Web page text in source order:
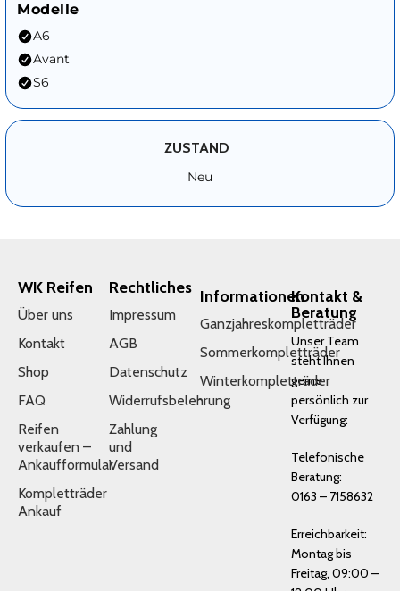
Modelle
A6
Avant
S6
ZUSTAND
Neu
WK Reifen
Über uns
Kontakt
Shop
FAQ
Reifen
verkaufen –
Ankaufformular
Kompletträder
Ankauf
Rechtliches
Impressum
AGB
Datenschutz
Widerrufsbelehrung
Zahlung
und
Versand
Informationen
Ganzjahreskompletträder
Sommerkompletträder
Winterkompletträder
Kontakt &
Beratung
Unser Team
steht Ihnen
gerne
persönlich zur
Verfügung:
Telefonische
Beratung:
0163 – 7158632
Erreichbarkeit:
Montag bis
Freitag, 09:00 –